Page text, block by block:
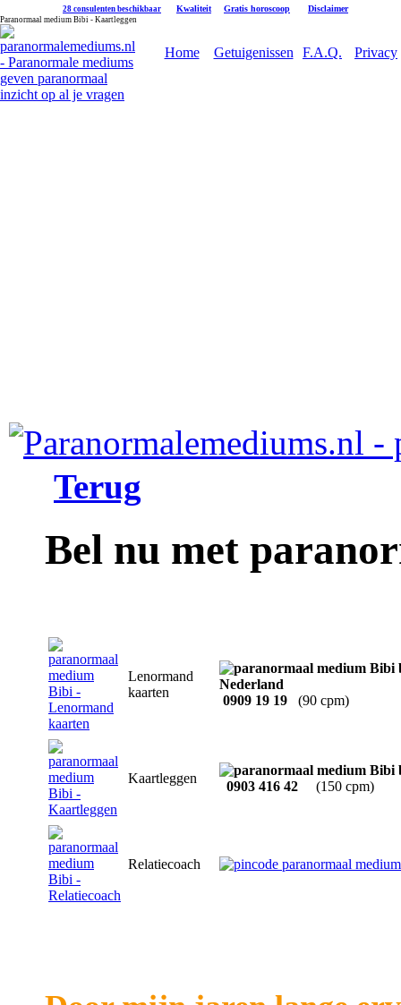
28 consulenten beschikbaar Kwaliteit Gratis horoscoop Disclaimer
Paranormaal medium Bibi - Kaartleggen
Home Getuigenissen F.A.Q. Privacy
Terug
Bel nu met
Lenormand
kaarten
0909 19 19 (90 cpm)
Kaartleggen
0903 416 42 (150 cpm)
Relatiecoach